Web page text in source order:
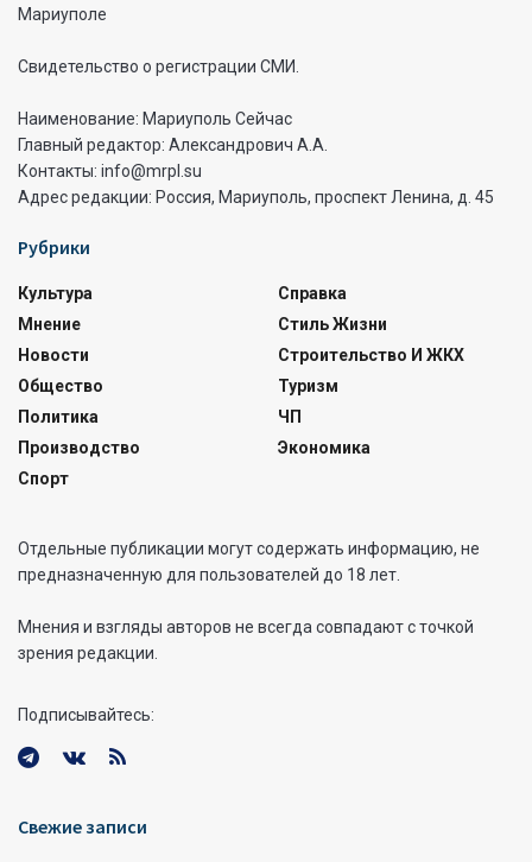
Мариуполе
Свидетельство о регистрации СМИ.
Наименование: Мариуполь Сейчас
Главный редактор: Александрович А.А.
Контакты: info@mrpl.su
Адрес редакции: Россия, Мариуполь, проспект Ленина, д. 45
Рубрики
Культура
Мнение
Новости
Общество
Политика
Производство
Спорт
Справка
Стиль Жизни
Строительство И ЖКХ
Туризм
ЧП
Экономика
Отдельные публикации могут содержать информацию, не
предназначенную для пользователей до 18 лет.
Мнения и взгляды авторов не всегда совпадают с точкой
зрения редакции.
Подписывайтесь:
Свежие записи